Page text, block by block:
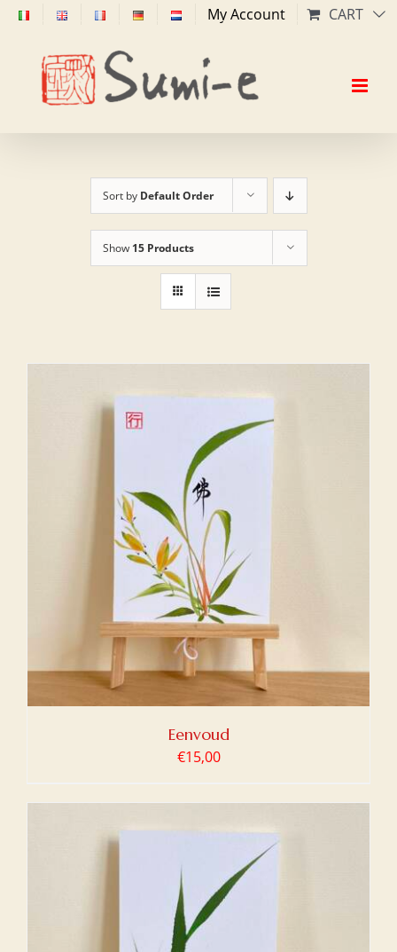
Skip
content
My Account CART
Sort by Default Order
Show 15 Products
Eenvoud
€15,00